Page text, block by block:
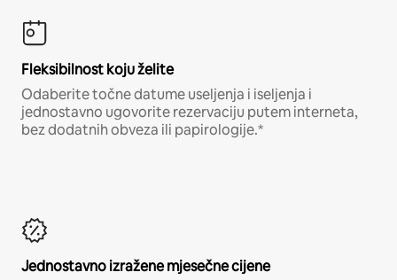
Fleksibilnost koju želite
Odaberite točne datume useljenja i iseljenja i
jednostavno ugovorite rezervaciju putem interneta,
bez dodatnih obveza ili papirologije.*
Jednostavno izražene mjesečne cijene